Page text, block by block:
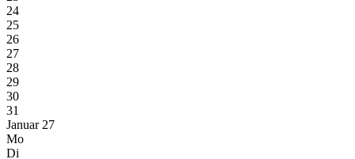
24
25
26
27
28
29
30
31
Januar 27
Mo
Di